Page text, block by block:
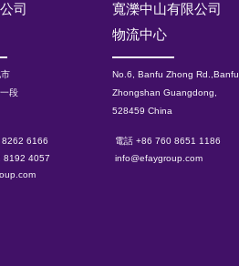
司
段
8262 6166
8192 4057
寬濼中山有限公司
物流中心
No.6, Banfu Zhong Rd.,Banfu
Zhongshan Guangdong,
528459 China
電話 +86 760 8651 1186
info@efaygroup.com